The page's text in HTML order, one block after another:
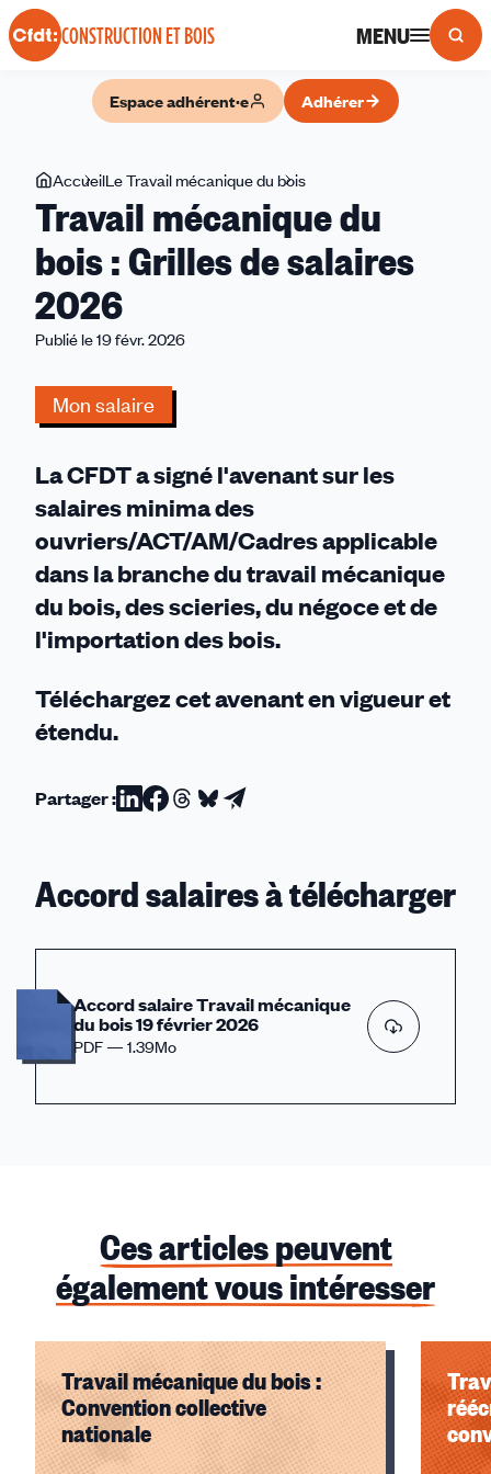
Panneau de gestion des cookies
CONSTRUCTION ET BOIS MENU
Espace adhérent·e Adhérer
Vous
êtes
ici
AccueilLe Travail mécanique du bois
mécanique
bois
Travail mécanique du
bois : Grilles de salaires
2026
Publié le 19 févr. 2026
Mon salaire
La CFDT a signé l'avenant sur les
salaires minima des
ouvriers/ACT/AM/Cadres applicable
dans la branche du travail mécanique
du bois, des scieries, du négoce et de
l'importation des bois.
Téléchargez cet avenant en vigueur et
étendu.
Partager :Partager
Linkedin
Partager
Facebook
Partager
Threads
Partager
Bluesky
Partager
email
Accord salaires à télécharger
Accord salaire Travail mécanique
du bois 19 février 2026
PDF — 1.39Mo
Ces articles peuvent
également vous intéresser
Travail mécanique du bois :
Convention collective
nationale